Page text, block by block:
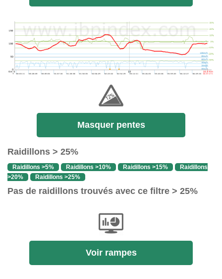
Masquer pentes
Raidillons > 25%
Raidillons >5% Raidillons >10% Raidillons >15%
Raidillons
>20%
Raidillons >25%
Pas de raidillons trouvés avec ce filtre > 25%
Voir rampes